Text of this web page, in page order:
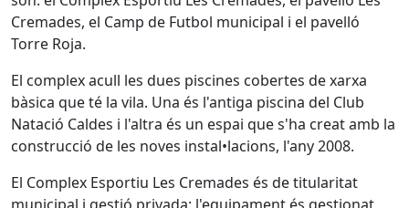
Cremades, el Camp de Futbol municipal i el pavelló
Torre Roja.
El complex acull les dues piscines cobertes de xarxa
bàsica que té la vila. Una és l'antiga piscina del Club
Natació Caldes i l'altra és un espai que s'ha creat amb la
construcció de les noves instal•lacions, l'any 2008.
El Complex Esportiu Les Cremades és de titularitat